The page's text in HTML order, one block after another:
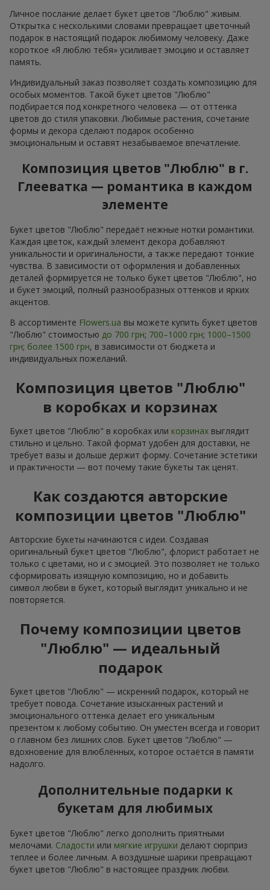
Личное послание делает букет цветов "Люблю" живым.
Открытка с несколькими словами превращает цветочный
подарок в настоящий подарок любимому человеку. Даже
короткое «Я люблю тебя» усиливает эмоцию и оставляет
память.
Индивидуальный заказ позволяет создать композицию для
особых моментов. Такой букет цветов "Люблю"
подбирается под конкретного человека — от оттенка
цветов до стиля упаковки. Любимые растения, сочетание
формы и декора сделают подарок особенно
эмоциональным и оставят незабываемое впечатление.
Композиция цветов "Люблю" в г.
Глееватка — романтика в каждом
элементе
Букет цветов "Люблю" передаёт нежные нотки романтики.
Каждая цветок, каждый элемент декора добавляют
уникальности и оригинальности, а также передают тонкие
чувства. В зависимости от оформления и добавленных
деталей формируется не только букет цветов "Люблю", но
и букет эмоций, полный разнообразных оттенков и ярких
акцентов.
В ассортименте Flowers.ua вы можете купить букет цветов
"Люблю" стоимостью до 700 грн; 700–1000 грн; 1000–1500
грн; более 1500 грн, в зависимости от бюджета и
индивидуальных пожеланий.
Композиция цветов "Люблю"
в коробках и корзинах
Букет цветов "Люблю" в коробках или корзинах выглядит
стильно и цельно. Такой формат удобен для доставки, не
требует вазы и дольше держит форму. Сочетание эстетики
и практичности — вот почему такие букеты так ценят.
Как создаются авторские
композиции цветов "Люблю"
Авторские букеты начинаются с идеи. Создавая
оригинальный букет цветов "Люблю", флорист работает не
только с цветами, но и с эмоцией. Это позволяет не только
сформировать изящную композицию, но и добавить
символ любви в букет, который выглядит уникально и не
повторяется.
Почему композиции цветов
"Люблю" — идеальный
подарок
Букет цветов "Люблю" — искренний подарок, который не
требует повода. Сочетание изысканных растений и
эмоционального оттенка делает его уникальным
презентом к любому событию. Он уместен всегда и говорит
о главном без лишних слов. Букет цветов "Люблю" —
вдохновение для влюблённых, которое остаётся в памяти
надолго.
Дополнительные подарки к
букетам для любимых
Букет цветов "Люблю" легко дополнить приятными
мелочами. Сладости или мягкие игрушки делают сюрприз
теплее и более личным. А воздушные шарики превращают
букет цветов "Люблю" в настоящее праздник любви.